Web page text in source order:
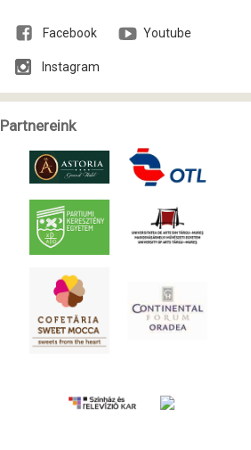
Facebook Youtube
Instagram
Partnereink